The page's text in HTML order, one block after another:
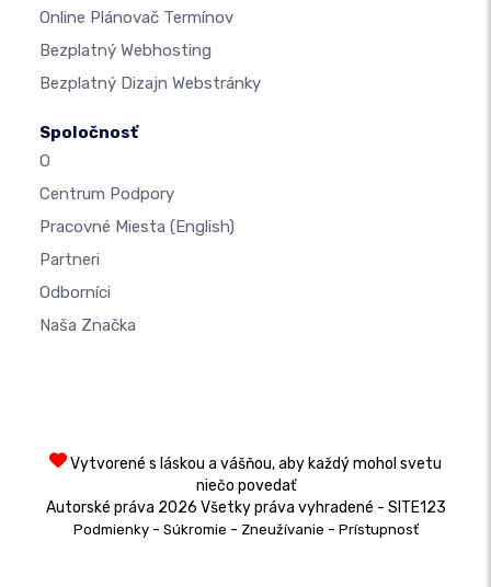
Online Plánovač Termínov
Bezplatný Webhosting
Bezplatný Dizajn Webstránky
Spoločnosť
O
Centrum Podpory
Pracovné Miesta (English)
Partneri
Odborníci
Naša Značka
Vytvorené s láskou a vášňou, aby každý mohol svetu
niečo povedať
Autorské práva 2026 Všetky práva vyhradené - SITE123
Podmienky- Súkromie - Zneužívanie - Prístupnosť